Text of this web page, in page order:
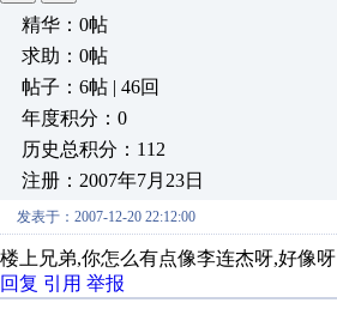
精华：0帖
求助：0帖
帖子：6帖 | 46回
年度积分：0
历史总积分：112
注册：2007年7月23日
发表于：2007-12-20 22:12:00
楼上兄弟,你怎么有点像李连杰呀,好像呀
回复 引用 举报